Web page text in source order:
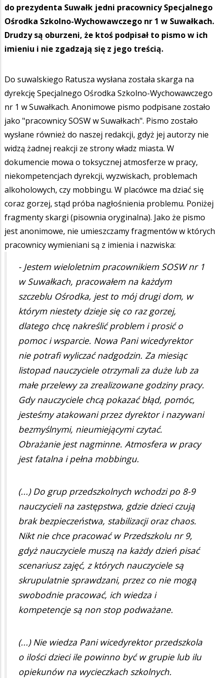
do prezydenta Suwałk jedni pracownicy Specjalnego
Ośrodka Szkolno-Wychowawczego nr 1 w Suwałkach.
Drudzy są oburzeni, że ktoś podpisał to pismo w ich
imieniu i nie zgadzają się z jego treścią.
Do suwalskiego Ratusza wysłana została skarga na
dyrekcję Specjalnego Ośrodka Szkolno-Wychowawczego
nr 1 w Suwałkach. Anonimowe pismo podpisane zostało
jako "pracownicy SOSW w Suwałkach". Pismo zostało
wysłane również do naszej redakcji, gdyż jej autorzy nie
widzą żadnej reakcji ze strony władz miasta. W
dokumencie mowa o toksycznej atmosferze w pracy,
niekompetencjach dyrekcji, wyzwiskach, problemach
alkoholowych, czy mobbingu. W placówce ma dziać się
coraz gorzej, stąd próba nagłośnienia problemu. Poniżej
fragmenty skargi (pisownia oryginalna). Jako że pismo
jest anonimowe, nie umieszczamy fragmentów w których
pracownicy wymieniani są z imienia i nazwiska:
- Jestem wieloletnim pracownikiem SOSW nr 1
w Suwałkach, pracowałem na każdym
szczeblu Ośrodka, jest to mój drugi dom, w
którym niestety dzieje się co raz gorzej,
dlatego chcę nakreślić problem i prosić o
pomoc i wsparcie. Nowa Pani wicedyrektor
nie potrafi wyliczać nadgodzin. Za miesiąc
listopad nauczyciele otrzymali za duże lub za
małe przelewy za zrealizowane godziny pracy.
Gdy nauczyciele chcą pokazać błąd, pomóc,
jesteśmy atakowani przez dyrektor i nazywani
bezmyślnymi, nieumiejącymi czytać.
Obrażanie jest nagminne. Atmosfera w pracy
jest fatalna i pełna mobbingu.
(...) Do grup przedszkolnych wchodzi po 8-9
nauczycieli na zastępstwa, gdzie dzieci czują
brak bezpieczeństwa, stabilizacji oraz chaos.
Nikt nie chce pracować w Przedszkolu nr 9,
gdyż nauczyciele muszą na każdy dzień pisać
scenariusz zajęć, z których nauczyciele są
skrupulatnie sprawdzani, przez co nie mogą
swobodnie pracować, ich wiedza i
kompetencje są non stop podważane.
(...) Nie wiedza Pani wicedyrektor przedszkola
o ilości dzieci ile powinno być w grupie lub ilu
opiekunów na wycieczkach szkolnych.